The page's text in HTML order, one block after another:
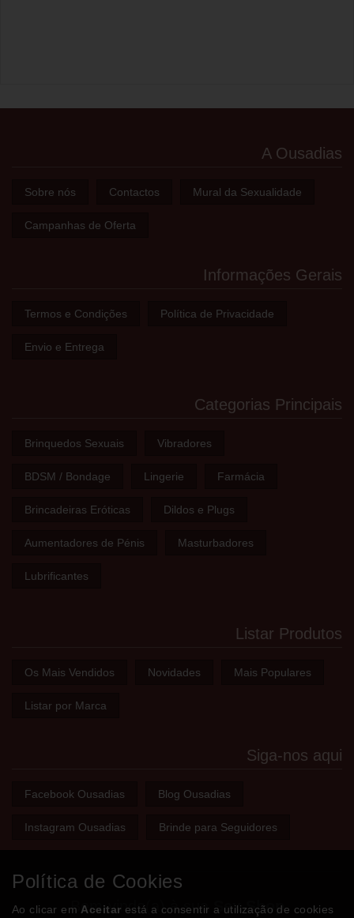
A Ousadias
Sobre nós Contactos Mural da Sexualidade
Campanhas de Oferta
Informações Gerais
Termos e Condições Política de Privacidade
Envio e Entrega
Categorias Principais
Brinquedos Sexuais Vibradores
BDSM / Bondage Lingerie Farmácia
Brincadeiras Eróticas Dildos e Plugs
Aumentadores de Pénis Masturbadores
Lubrificantes
Listar Produtos
Os Mais Vendidos Novidades Mais Populares
Listar por Marca
Siga-nos aqui
Facebook Ousadias Blog Ousadias
Instagram Ousadias Brinde para Seguidores
Bem-vindo(a) à sua Sex Shop
Política de Cookies
Ao clicar em Aceitar está a consentir a utilização de cookies